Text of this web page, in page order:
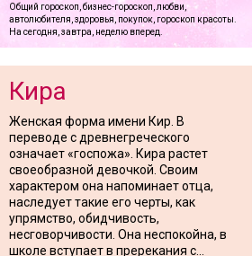
Общий гороскоп, бизнес-гороскоп, любви,
автолюбителя, здоровья, покупок, гороскоп красоты.
На сегодня, завтра, неделю вперед.
Кира
Женская форма имени Кир. В
переводе с древнегреческого
означает «госпожа». Кира растет
своеобразной девочкой. Своим
характером она напоминает отца,
наследует такие его черты, как
упрямство, обидчивость,
несговорчивости. Она неспокойна, в
школе вступает в пререкания с...